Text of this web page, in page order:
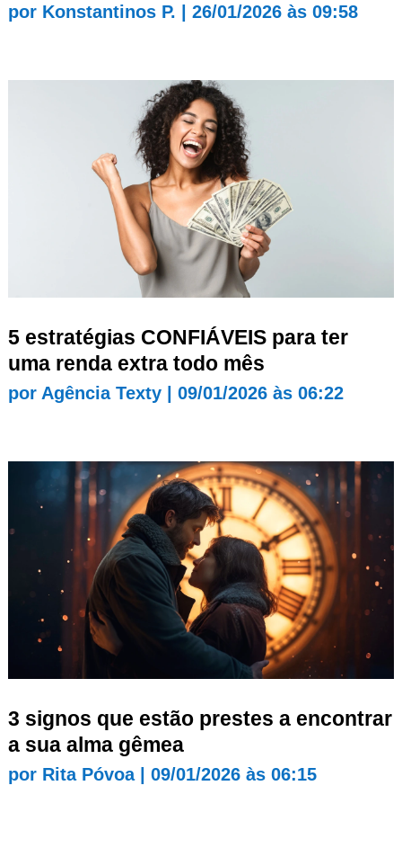
por Konstantinos P. 26/01/2026 às 09:58
5 estratégias CONFIÁVEIS para ter
uma renda extra todo mês
por Agência Texty| 09/01/2026 às 06:22
3 signos que estão prestes a encontrar
a sua alma gêmea
por Rita Póvoa| 09/01/2026 às 06:15